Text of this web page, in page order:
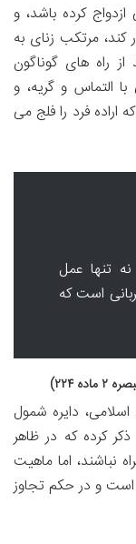
کرده باشد، و
کند، مرتکب زنای به
راه های گوناگون
التماس و گریه، و
فرد را فلج می
تنها عمل
است که
۲۲۴ قانون مجازات اسلامی، دایره شمول
کرده که در ظاهر
نباشند، اما ماهیت
است و در حکم تجاوز